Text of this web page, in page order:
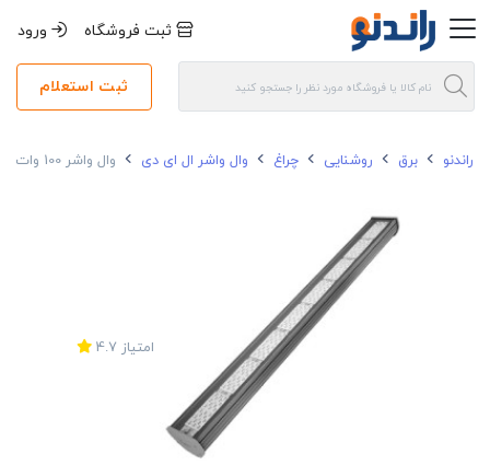
ثبت فروشگاه ورود
ثبت استعلام
راندنو برق روشنایی چراغ وال واشر ال ای دی وال واشر 100 وات گلنور IP65 مدل آذرخش 2 سایز 100 سانتی متر
امتیاز 4.7